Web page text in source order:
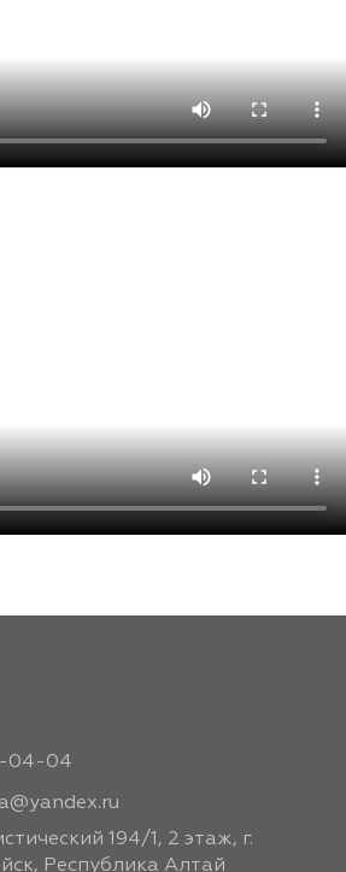
04-04
194/1, 2 этаж, г.
Республика Алтай